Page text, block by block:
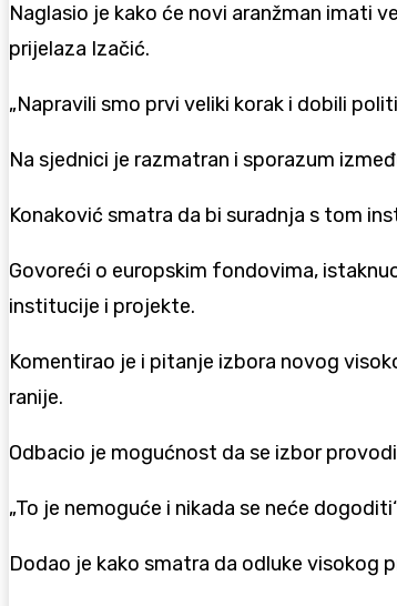
Naglasio je kako će novi aranžman imati
prijelaza Izačić.
„Napravili smo prvi veliki korak i dobili
Na sjednici je razmatran i sporazum
Konaković smatra da bi suradnja s tom
Govoreći o europskim fondovima,
institucije i projekte.
Komentirao je i pitanje izbora novog
ranije.
Odbacio je mogućnost da se izbor
„To je nemoguće i nikada se neće
Dodao je kako smatra da odluke visokog